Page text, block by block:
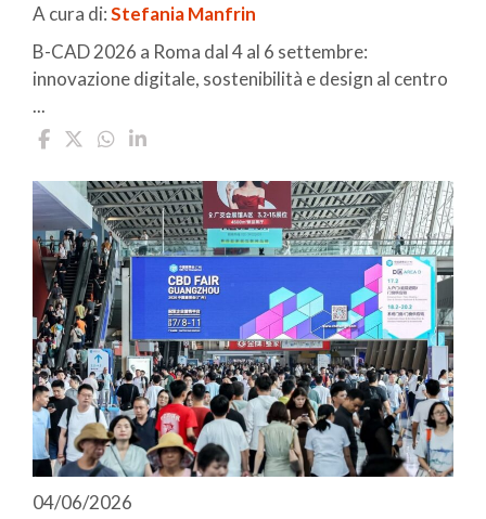
A cura di:Stefania Manfrin
B-CAD 2026 a Roma dal 4 al 6 settembre:
innovazione digitale, sostenibilità e design al centro
...
04/06/2026